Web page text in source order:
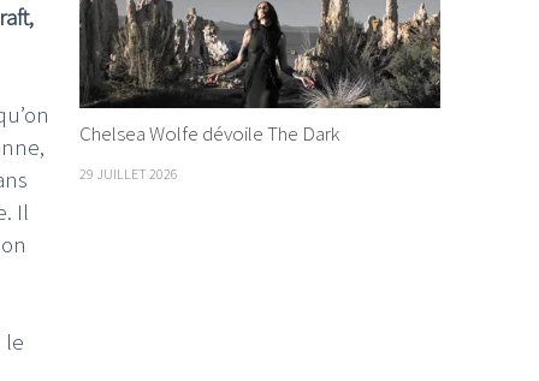
Il
le
Chelsea Wolfe dévoile The Dark
29 JUILLET 2026